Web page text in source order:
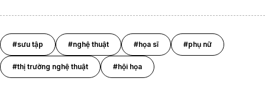
#sưu tập #nghệ thuật #họa sĩ #phụ nữ
#thị trường nghệ thuật #hội họa